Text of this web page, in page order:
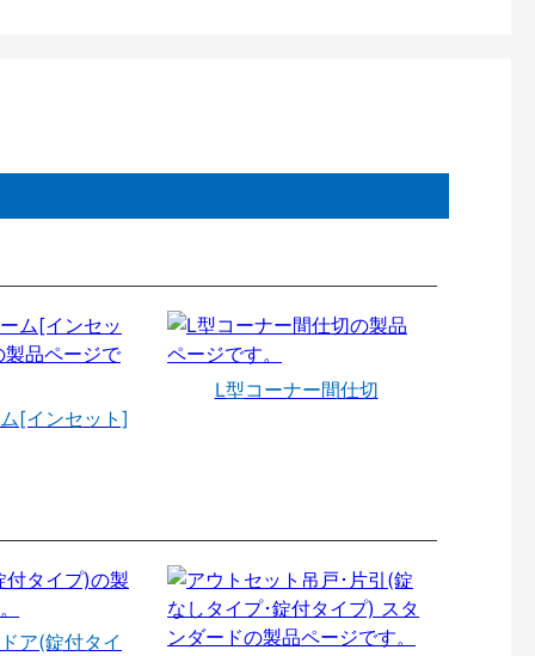
[インセット]
L型コーナー間仕切
ア(錠付タイ